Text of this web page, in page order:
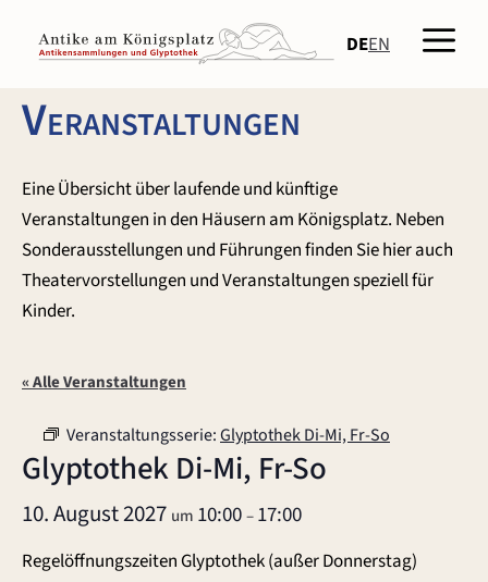
Inhalt
springen
DEEN
Veranstaltungen
Eine Übersicht über laufende und künftige
Veranstaltungen in den Häusern am Königsplatz. Neben
Sonderausstellungen und Führungen finden Sie hier auch
Theatervorstellungen und Veranstaltungen speziell für
Kinder.
« Alle Veranstaltungen
Veranstaltungsserie:Glyptothek Di-Mi, Fr-So
Glyptothek Di-Mi, Fr-So
10. August 2027 um 10:00–17:00
Regelöffnungszeiten Glyptothek (außer Donnerstag)